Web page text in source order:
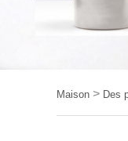
Maison > Des